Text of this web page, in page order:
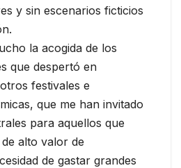
y sin escenarios ficticios
la acogida de los
que despertó en
festivales e
que me han invitado
para aquellos que
alto valor de
de gastar grandes